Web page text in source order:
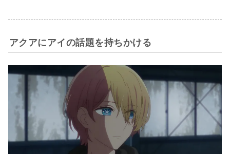
アクアにアイの話題を持ちかける